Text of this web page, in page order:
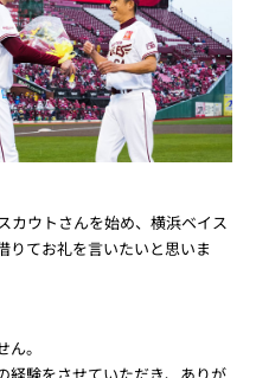
カウトさんを始め、横浜ベイス
りてお礼を言いたいと思いま
。